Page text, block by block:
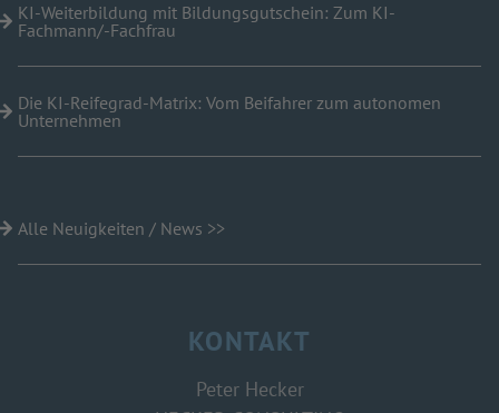
KI-Weiterbildung mit Bildungsgutschein: Zum KI-
Fachmann/-Fachfrau
Die KI-Reifegrad-Matrix: Vom Beifahrer zum autonomen
Unternehmen
Alle Neuigkeiten / News >>
KONTAKT
Peter Hecker